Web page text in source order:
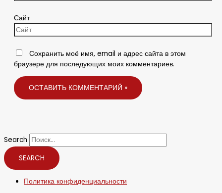
Сайт
Сохранить моё имя, email и адрес сайта в этом
браузере для последующих моих комментариев.
Search
SEARCH
Политика конфиденциальности